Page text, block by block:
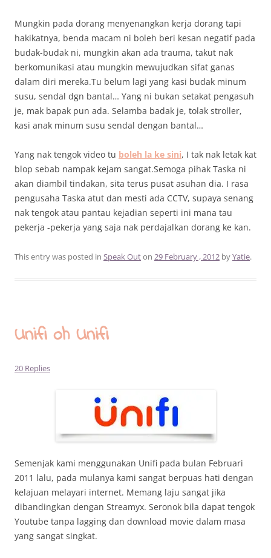
Mungkin pada dorang menyenangkan kerja dorang tapi
hakikatnya, benda macam ni boleh beri kesan negatif pada
budak-budak ni, mungkin akan ada trauma, takut nak
berkomunikasi atau mungkin mewujudkan sifat ganas
dalam diri mereka.Tu belum lagi yang kasi budak minum
susu, sendal dgn bantal… Yang ni bukan setakat pengasuh
je, mak bapak pun ada. Selamba badak je, tolak stroller,
kasi anak minum susu sendal dengan bantal…
Yang nak tengok video tu boleh la ke sini, I tak nak letak kat
blop sebab nampak kejam sangat.Semoga pihak Taska ni
akan diambil tindakan, sita terus pusat asuhan dia. I rasa
pengusaha Taska atut dan mesti ada CCTV, supaya senang
nak tengok atau pantau kejadian seperti ini mana tau
pekerja -pekerja yang saja nak perdajalkan dorang ke kan.
This entry was posted in Speak Outon 29 February , 2012 byYatie.
Unifi oh Unifi
20 Replies
Semenjak kami menggunakan Unifi pada bulan Februari
2011 lalu, pada mulanya kami sangat berpuas hati dengan
kelajuan melayari internet. Memang laju sangat jika
dibandingkan dengan Streamyx. Seronok bila dapat tengok
Youtube tanpa lagging dan download movie dalam masa
yang sangat singkat.